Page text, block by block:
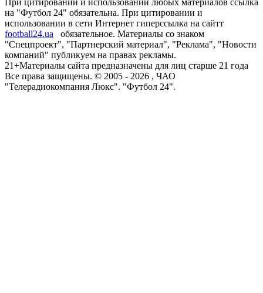
При цитировании и использовании любых материалов ссылка
на "Футбол 24" обязательна. При цитировании и
использовании в сети Интернет гиперссылка на сайтт
football24.ua
обязательное. Материалы со знаком
"Спецпроект", "Партнерский материал", "Реклама", "Новости
компаний" публикуем на правах рекламы.
21+Материалы сайта предназначены для лиц старше 21 года
Все права защищены. © 2005 - 2026 , ЧАО
"Телерадиокомпания Люкс". "Футбол 24".